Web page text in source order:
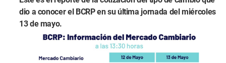
dio a conocer el BCRP en su última jornada del miércoles
13 de mayo.